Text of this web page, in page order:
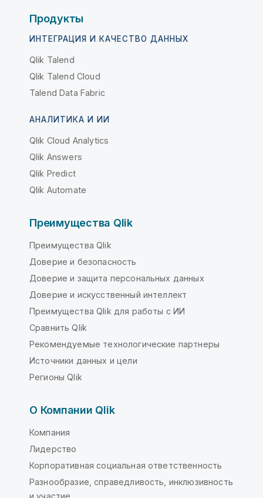
Продукты
ИНТЕГРАЦИЯ И КАЧЕСТВО ДАННЫХ
Qlik Talend
Qlik Talend Cloud
Talend Data Fabric
АНАЛИТИКА И ИИ
Qlik Cloud Analytics
Qlik Answers
Qlik Predict
Qlik Automate
Преимущества Qlik
Преимущества Qlik
Доверие и безопасность
Доверие и защита персональных данных
Доверие и искусственный интеллект
Преимущества Qlik для работы с ИИ
Сравнить Qlik
Рекомендуемые технологические партнеры
Источники данных и цели
Регионы Qlik
О Компании Qlik
Компания
Лидерство
Корпоративная социальная ответственность
Разнообразие, справедливость, инклюзивность
и участие